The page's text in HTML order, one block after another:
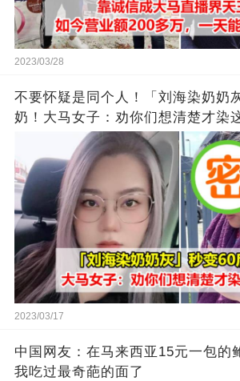
2023/03/28
不要怀疑是同个人！「刘海染奶奶
奶！大马女子：劝你们想清楚才染
2023/03/17
中国网友：在马来西亚15元一包的
我吃过最奇葩的面了